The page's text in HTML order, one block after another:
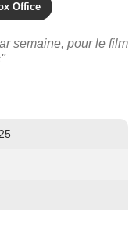
Office
semaine, pour le film